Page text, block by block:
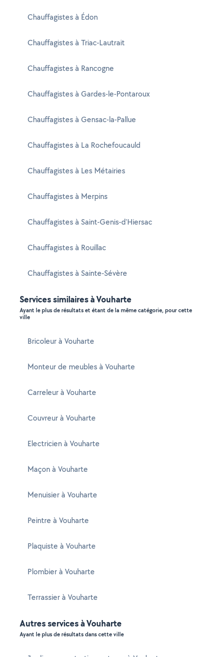
Chauffagistes à Édon
Chauffagistes à Triac-Lautrait
Chauffagistes à Rancogne
Chauffagistes à Gardes-le-Pontaroux
Chauffagistes à Gensac-la-Pallue
Chauffagistes à La Rochefoucauld
Chauffagistes à Les Métairies
Chauffagistes à Merpins
Chauffagistes à Saint-Genis-d'Hiersac
Chauffagistes à Rouillac
Chauffagistes à Sainte-Sévère
Services similaires à Vouharte
Ayant le plus de résultats et étant de la même catégorie, pour cette
ville
Bricoleur à Vouharte
Monteur de meubles à Vouharte
Carreleur à Vouharte
Couvreur à Vouharte
Electricien à Vouharte
Maçon à Vouharte
Menuisier à Vouharte
Peintre à Vouharte
Plaquiste à Vouharte
Plombier à Vouharte
Terrassier à Vouharte
Autres services à Vouharte
Ayant le plus de résultats dans cette ville